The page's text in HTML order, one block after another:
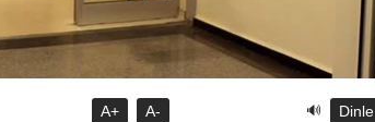
A+ A- 🔊 Dinle